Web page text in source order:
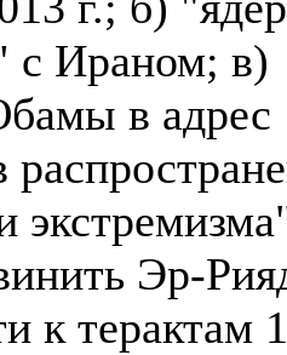
с Ираном; в)
в адрес
Эр-
к терактам